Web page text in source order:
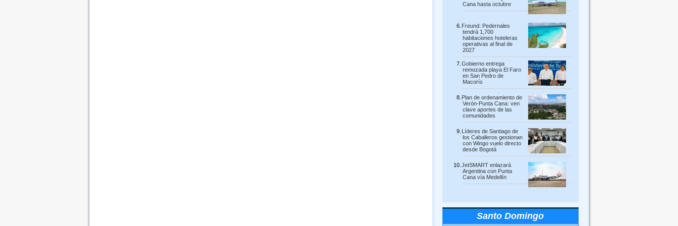
Cana hasta octubre
Freund: Pedernales
tendrá 1,700
habitaciones hoteleras
operativas al final de
2027
Gobierno entrega
remozada playa El Faro
en San Pedro de
Macorís
Plan de ordenamiento de
Verón-Punta Cana: ven
clave aportes de las
comunidades
Líderes de Santiago de
los Caballeros gestionan
con Wingo vuelo directo
desde Bogotá
JetSMART enlazará
Argentina con Punta
Cana vía Medellín
Santo Domingo